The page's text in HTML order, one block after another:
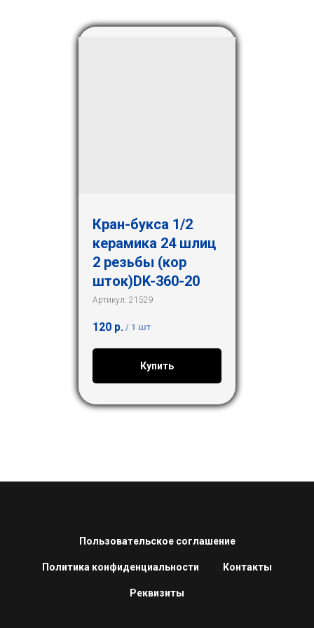
Кран-букса 1/2
керамика 24 шлиц
2 резьбы (кор
шток)DK-360-20
Артикул: 21529
120 р. / 1 шт
Купить
Пользовательское соглашение
Политика конфиденциальности Контакты
Реквизиты